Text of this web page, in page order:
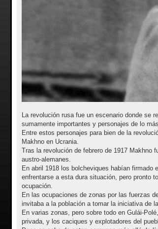
La revolución rusa fue un escenario donde
sumamente importantes y personajes de lo
Entre estos personajes para bien de la
Makhno en Ucrania.
Tras la revolución de febrero de 1917 Makhno
austro-alemanes.
En abril 1918 los bolcheviques habían
enfrentarse a esta dura situación, pero pronto
ocupación.
En las ocupaciones de zonas por las fuerzas
invitaba a la población a tomar la iniciativa de
En varias zonas, pero sobre todo en Gulái-
privada, y los caciques y explotadores del